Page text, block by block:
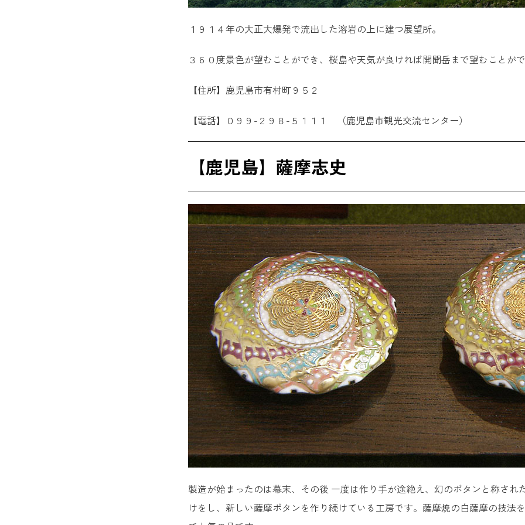
１９１４年の大正大爆発で流出した溶岩の上に建つ展望所。
３６０度景色が望むことができ、桜島や天気が良ければ開聞岳まで望むことが
【住所】鹿児島市有村町９５２
【電話】０９９-２９８-５１１１ （鹿児島市観光交流センター）
【鹿児島】薩摩志史
製造が始まったのは幕末、その後 一度は作り手が途絶え、幻のボタンと称さ
けをし、新しい薩摩ボタンを作り続けている工房です。薩摩焼の白薩摩の技